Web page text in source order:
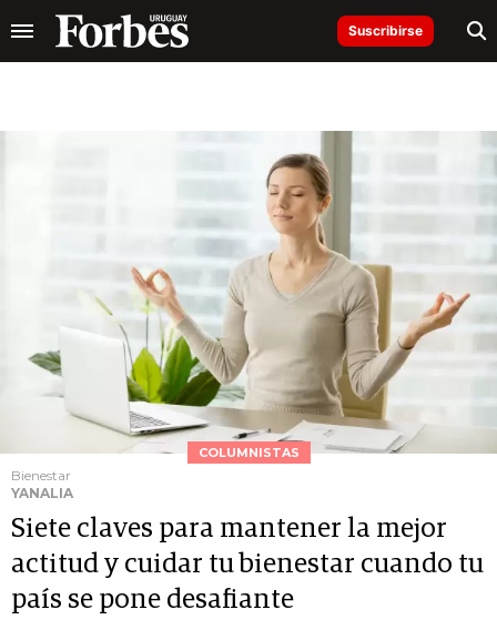
Suscribirse
COLUMNISTAS
Bienestar
YANALIA
Siete claves para mantener la mejor
actitud y cuidar tu bienestar cuando tu
país se pone desafiante